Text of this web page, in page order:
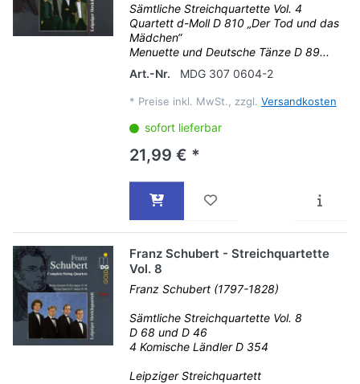
Sämtliche Streichquartette Vol. 4
Quartett d-Moll D 810 „Der Tod und das
Mädchen“
Menuette und Deutsche Tänze D 89...
Art.-Nr.
MDG 307 0604-2
* Preise inkl. MwSt., zzgl. Versandkosten
sofort lieferbar
21,99 € *
Franz Schubert - Streichquartette
Vol. 8
Franz Schubert (1797-1828)
Sämtliche Streichquartette Vol. 8
D 68 und D 46
4 Komische Ländler D 354
Leipziger Streichquartett